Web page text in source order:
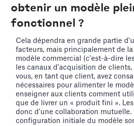
obtenir un modèle
fonctionnel ?
Cela dépendra en grande partie
facteurs, mais principalement de
modèle commercial (c'est-à-dire
les canaux d'acquisition de
vous, en tant que client, avez
nécessaires pour alimenter le
enseigner aux clients comment
que de livrer un « produit fini ».
donc d'une collaboration mutuelle.
configuration initiale du modèle